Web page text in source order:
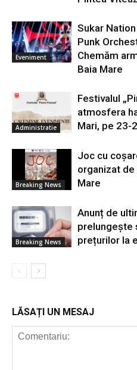
Eveniment
Sukar
Punk
Chemăm
Baia Mare
Administratie
Festivalul
atmosfera
Mari, pe 23-
Breaking News
Joc cu
organizat
Mare
Breaking News
Anunț de
prelungește
prețurilor la
LĂSAȚI UN MESAJ